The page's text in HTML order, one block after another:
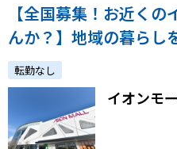
【全国募集！お近く
んか？】地域の暮らし
正社員採用／通院配慮あ
転勤なし
イオンモ